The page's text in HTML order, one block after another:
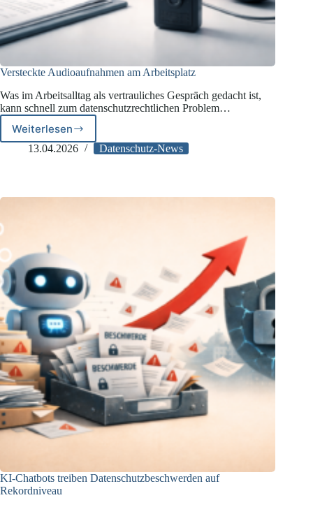
Versteckte Audioaufnahmen am Arbeitsplatz
Was im Arbeitsalltag als vertrauliches Gespräch gedacht ist,
kann schnell zum datenschutzrechtlichen Problem…
WeiterlesenVersteckte
Audioaufnahmen
13.04.2026 Datenschutz-News
KI-Chatbots treiben Datenschutzbeschwerden auf
Rekordniveau